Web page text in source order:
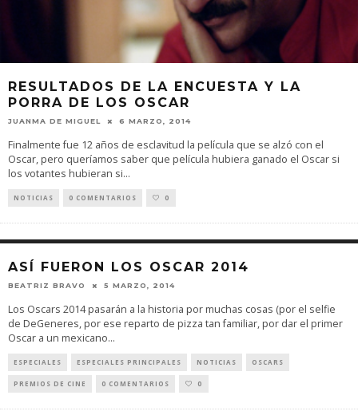
RESULTADOS DE LA ENCUESTA Y LA
PORRA DE LOS OSCAR
JUANMA DE MIGUEL 6 MARZO, 2014
Finalmente fue 12 años de esclavitud la película que se alzó con el
Oscar, pero queríamos saber que película hubiera ganado el Oscar si
los votantes hubieran si...
NOTICIAS 0 COMENTARIOS 0
ASÍ FUERON LOS OSCAR 2014
BEATRIZ BRAVO 5 MARZO, 2014
Los Oscars 2014 pasarán a la historia por muchas cosas (por el selfie
de DeGeneres, por ese reparto de pizza tan familiar, por dar el primer
Oscar a un mexicano...
ESPECIALES ESPECIALES PRINCIPALES NOTICIAS OSCARS
PREMIOS DE CINE 0 COMENTARIOS 0